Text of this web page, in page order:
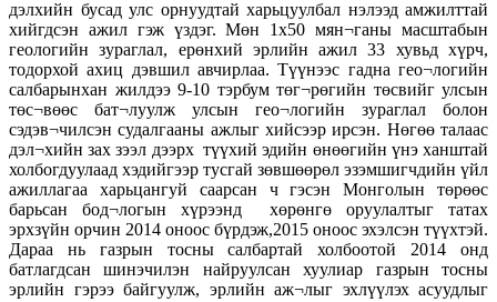
дэлхийн бусад улс орнуудтай харьцуулбал нэлээд амжилттай
хийгдсэн ажил гэж үздэг. Мөн 1х50 мян¬ганы масштабын
геологийн зураглал, ерөнхий эрлийн ажил 33 хувьд хүрч,
тодорхой ахиц дэвшил авчирлаа. Түүнээс гадна гео¬логийн
салбарынхан жилдээ 9-10 тэрбум төг¬рөгийн төсвийг улсын
төс¬вөөс бат¬луулж улсын гео¬логийн зураглал болон
сэдэв¬чилсэн судалгааны ажлыг хийсээр ирсэн. Нөгөө талаас
дэл¬хийн зах зээл дээрх түүхий эдийн өнөөгийн үнэ ханштай
холбогдуулаад хэдийгээр тусгай зөвшөөрөл эзэмшигчдийн үйл
ажиллагаа харьцангуй саарсан ч гэсэн Монголын төрөөс
барьсан бод¬логын хүрээнд хөрөнгө оруулалтыг татах
эрхзүйн орчин 2014 оноос бүрдэж,2015 оноос эхэлсэн түүхтэй.
Дараа нь газрын тосны салбартай холбоотой 2014 онд
батлагдсан шинэчилэн найруулсан хуулиар газрын тосны
эрлийн гэрээ байгуулж, эрлийн аж¬лыг эхлүүлэх асуудлыг